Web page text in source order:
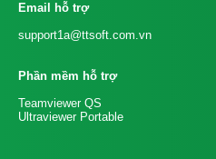
Email hỗ trợ
support1a@ttsoft.com.vn
Phần mềm hỗ trợ
Teamviewer QS
Ultraviewer Portable